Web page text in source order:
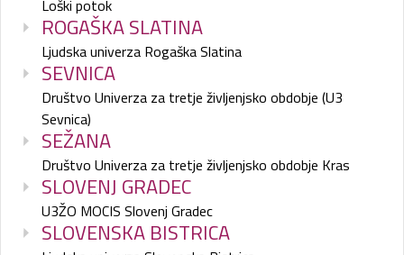
Loški potok
ROGAŠKA SLATINA
Ljudska univerza Rogaška Slatina
SEVNICA
Društvo Univerza za tretje življenjsko obdobje (U3
Sevnica)
SEŽANA
Društvo Univerza za tretje življenjsko obdobje Kras
SLOVENJ GRADEC
U3ŽO MOCIS Slovenj Gradec
SLOVENSKA BISTRICA